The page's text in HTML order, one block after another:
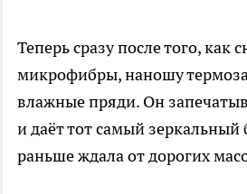
Теперь сразу после того, как
микрофибры, наношу
влажные пряди. Он
и даёт тот самый зеркальный
раньше ждала от дорогих